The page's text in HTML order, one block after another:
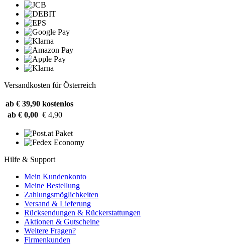
Versandkosten für Österreich
ab € 39,90 kostenlos
ab € 0,00 € 4,90
Hilfe & Support
Mein Kundenkonto
Meine Bestellung
Zahlungsmöglichkeiten
Versand & Lieferung
Rücksendungen & Rückerstattungen
Aktionen & Gutscheine
Weitere Fragen?
Firmenkunden